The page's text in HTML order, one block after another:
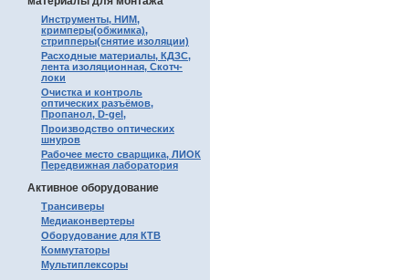
Инструменты, НИМ,
кримперы(обжимка),
стрипперы(снятие изоляции)
Расходные материалы, КДЗС,
лента изоляционная, Скотч-
локи
Очистка и контроль
оптических разъёмов,
Пропанол, D-gel,
Производство оптических
шнуров
Рабочее место сварщика, ЛИОК
Передвижная лаборатория
Активное оборудование
Трансиверы
Медиаконвертеры
Оборудование для КТВ
Коммутаторы
Мультиплексоры